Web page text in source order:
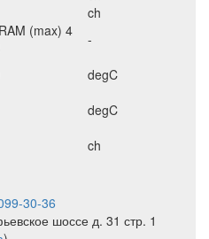
ch
(max) 4
-
degC
degC
ch
30-36
шоссе д. 31 стр. 1